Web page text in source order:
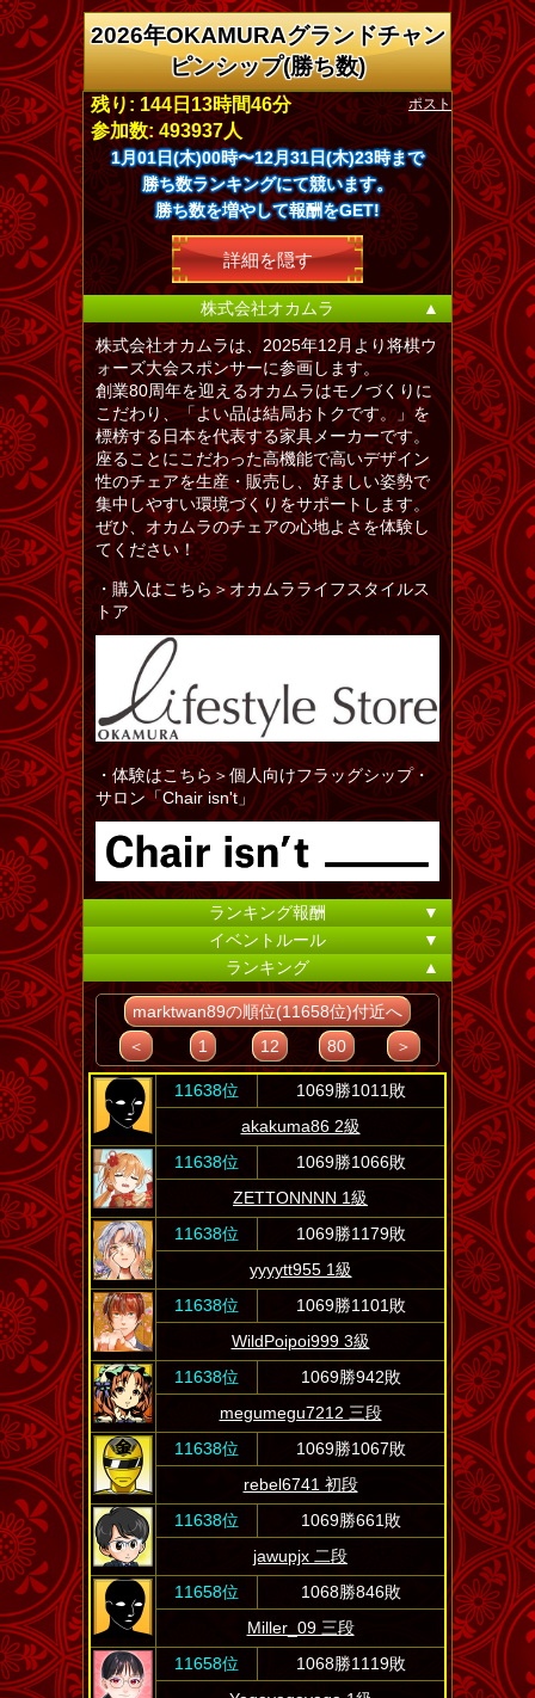
2026年OKAMURAグランドチャン
ピンシップ(勝ち数)
ポスト
残り: 144日13時間46分
参加数: 493937人
1月01日(木)00時〜12月31日(木)23時まで
勝ち数ランキングにて競います。
勝ち数を増やして報酬をGET!
詳細を隠す
株式会社オカムラ
▲
株式会社オカムラは、2025年12月より将棋ウ
ォーズ大会スポンサーに参画します。
創業80周年を迎えるオカムラはモノづくりに
こだわり、「よい品は結局おトクです。」を
標榜する日本を代表する家具メーカーです。
座ることにこだわった高機能で高いデザイン
性のチェアを生産・販売し、好ましい姿勢で
集中しやすい環境づくりをサポートします。
ぜひ、オカムラのチェアの心地よさを体験し
てください！
・購入はこちら＞オカムラライフスタイルス
トア
・体験はこちら＞個人向けフラッグシップ・
サロン「Chair isn't」
ランキング報酬
▼
イベントルール
▼
ランキング
▲
marktwan89の順位(11658位)付近へ
＜
1 12 80 ＞
11638位
1069勝1011敗
akakuma86 2級
11638位
1069勝1066敗
ZETTONNNN 1級
11638位
1069勝1179敗
yyyytt955 1級
11638位
1069勝1101敗
WildPoipoi999 3級
11638位
1069勝942敗
megumegu7212 三段
11638位
1069勝1067敗
rebel6741 初段
11638位
1069勝661敗
jawupjx 二段
11658位
1068勝846敗
Miller_09 三段
11658位
1068勝1119敗